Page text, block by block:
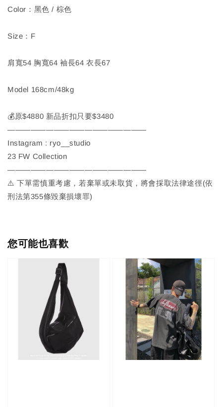
Color：黑色 / 棕色
Size：F
肩寬54 胸寬64 袖長64 衣長67
Model 168cm/48kg
💰原$4880 新品折扣只要$3480
——————————————————
Instagram : ryo__studio
23 FW Collection
——————————————————
⚠️ 下單需慎重考慮，若棄單或未取貨，將會採取法律途徑(依
刑法第355條毀棄損壞罪)
您可能也喜歡